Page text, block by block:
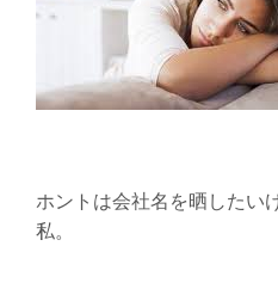
ホントは会社名を晒したい
私。